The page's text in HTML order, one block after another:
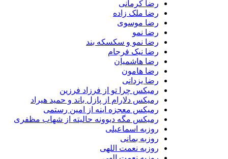
رضا کرمانی
رضا ملک زاده
رضا موسوی
رضا نمو
رضا نمو و سکسکه بند
رضا نیک فرجام
رضا هاشمیان
رضا هامون
رضا یزدانی
رمیکس چرا تو از فرزاد فرزین
رمیکس دلارام از پازل باند و حمید هیراد
رمیکس معجزه اینه از امین رستمی
رمیکس مگه دیوونه حالیته از شهاب مظفری
روزبه اسماعیلی
روزبه بمانی
روزبه نعمت اللهی